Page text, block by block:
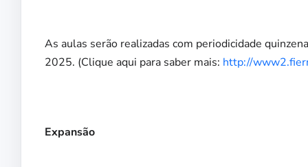
As aulas serão realizadas com periodicidade
2025. (Clique aqui para saber mais: http://
Expansão